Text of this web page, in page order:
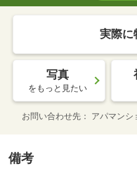
実際に
写真
をもっと見たい
お問い合わせ先 アパマン
備考